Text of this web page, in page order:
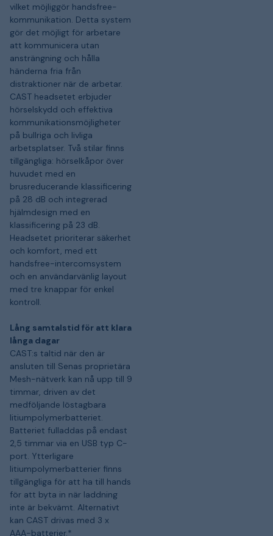
vilket möjliggör handsfree-
kommunikation. Detta system
gör det möjligt för arbetare
att kommunicera utan
ansträngning och hålla
händerna fria från
distraktioner när de arbetar.
CAST headsetet erbjuder
hörselskydd och effektiva
kommunikationsmöjligheter
på bullriga och livliga
arbetsplatser. Två stilar finns
tillgängliga: hörselkåpor över
huvudet med en
brusreducerande klassificering
på 28 dB och integrerad
hjälmdesign med en
klassificering på 23 dB.
Headsetet prioriterar säkerhet
och komfort, med ett
handsfree-intercomsystem
och en användarvänlig layout
med tre knappar för enkel
kontroll.
Lång samtalstid för att klara
långa dagar
CAST:s taltid när den är
ansluten till Senas proprietära
Mesh-nätverk kan nå upp till 9
timmar, driven av det
medföljande löstagbara
litiumpolymerbatteriet.
Batteriet fulladdas på endast
2,5 timmar via en USB typ C-
port. Ytterligare
litiumpolymerbatterier finns
tillgängliga för att ha till hands
för att byta in när laddning
inte är bekvämt. Alternativt
kan CAST drivas med 3 x
AAA-batterier.*